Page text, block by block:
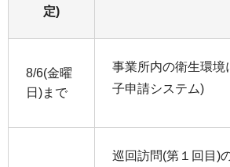
定)
8/6(金曜
日)まで
事業所内の衛生環境
子申請システム)
巡回訪問(第１回目)